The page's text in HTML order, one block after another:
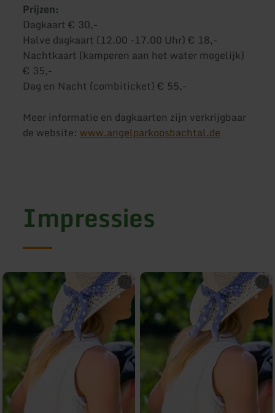
Prijzen:
Dagkaart € 30,-
Halve dagkaart (12.00 -17.00 Uhr) € 18,-
Nachtkaart (kamperen aan het water mogelijk)
€ 35,-
Dag en Nacht (combiticket) € 55,-
Meer informatie en dagkaarten zijn verkrijgbaar
de website: www.angelparkoosbachtal.de
Impressies